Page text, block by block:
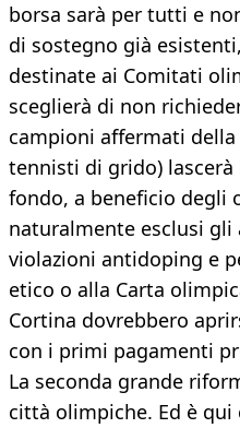
borsa sarà per tutti e
di sostegno già
destinate ai Comitati
sceglierà di non
campioni affermati
tennisti di grido)
fondo, a beneficio degli
naturalmente esclusi
violazioni antidoping e
etico o alla Carta
Cortina dovrebbero
con i primi pagamenti
La seconda grande
città olimpiche. Ed è qui